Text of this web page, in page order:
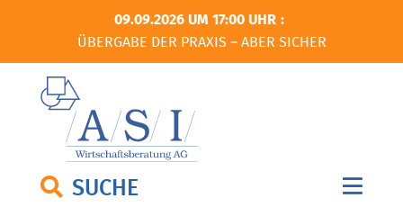
09.09.2026 UM 17:00 UHR
ÜBERGABE DER PRAXIS – ABER SICHER
SUCHE